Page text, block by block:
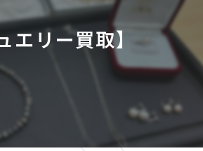
エリー買取】